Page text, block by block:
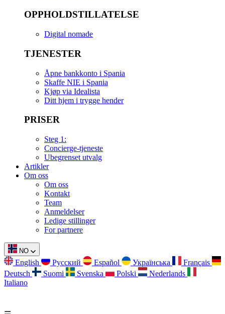
OPPHOLDSTILLATELSE
Digital nomade
TJENESTER
Åpne bankkonto i Spania
Skaffe NIE i Spania
Kjøp via Idealista
Ditt hjem i trygge hender
PRISER
Steg 1:
Concierge-tjeneste
Ubegrenset utvalg
Artikler
Om oss
Om oss
Kontakt
Team
Anmeldelser
Ledige stillinger
For partnere
NO
English Русский Español Українська
Français
Deutsch
Suomi Svenska Polski
Nederlands
Italiano